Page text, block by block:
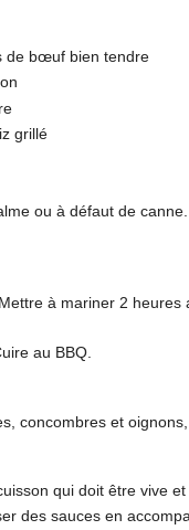
de bœuf bien tendre
grillé
ou à défaut de canne.
à mariner 2 heures
au BBQ.
concombres et
qui doit être vive
des sauces en